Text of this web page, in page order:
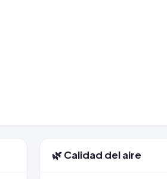
🌿 Calidad del aire